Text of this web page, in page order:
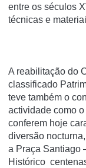
entre os séculos
técnicas e
A reabilitação do
classificado
teve também o
actividade como
conferem hoje
diversão
a Praça Santiago
Histórico